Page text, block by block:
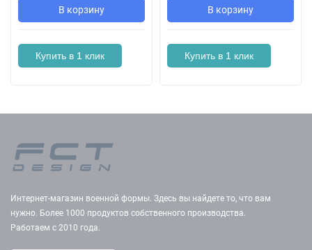
В корзину
Купить в 1 клик
В корзину
Купить в 1 клик
Интернет-магазин военной формы. Здесь вы найдете то, что вам
нужно. Более 1000 продуктов собственного производства.
Работаем с 2010 года.